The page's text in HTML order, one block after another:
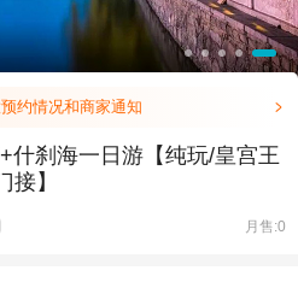
约情况和商家通知 
什刹海一日游【纯玩/皇宫王
】
月售:0